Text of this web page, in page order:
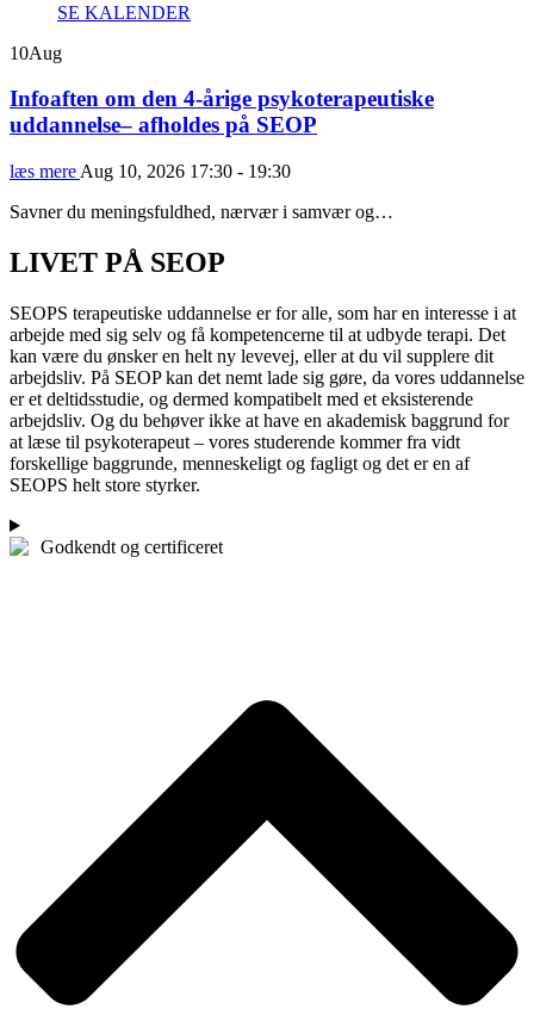
SE KALENDER
10Aug
Infoaften om den 4-årige psykoterapeutiske
uddannelse– afholdes på SEOP
læs mere Aug 10, 2026 17:30 - 19:30
Savner du meningsfuldhed, nærvær i samvær og…
LIVET PÅ SEOP
SEOPS terapeutiske uddannelse er for alle, som har en interesse i at
arbejde med sig selv og få kompetencerne til at udbyde terapi. Det
kan være du ønsker en helt ny levevej, eller at du vil supplere dit
arbejdsliv. På SEOP kan det nemt lade sig gøre, da vores uddannelse
er et deltidsstudie, og dermed kompatibelt med et eksisterende
arbejdsliv. Og du behøver ikke at have en akademisk baggrund for
at læse til psykoterapeut – vores studerende kommer fra vidt
forskellige baggrunde, menneskeligt og fagligt og det er en af
SEOPS helt store styrker.
Godkendt og certificeret